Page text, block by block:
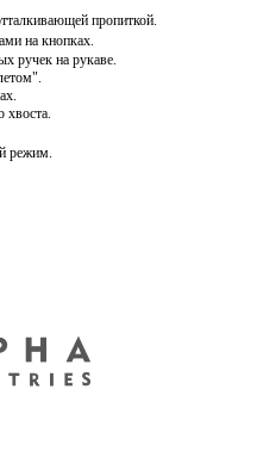
пропиткой.
на кнопках.
ручек на рукаве.
режим.